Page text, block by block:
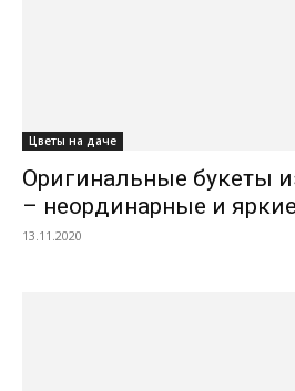
Цветы на даче
Оригинальные букеты
– неординарные и яркие
13.11.2020